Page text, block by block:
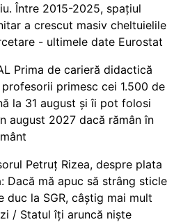
Între 2015-2025, spațiul
a crescut masiv cheltuielile
- ultimele date Eurostat
Prima de carieră didactică
primesc cei 1.500 de
la 31 august și îi pot folosi
august 2027 dacă rămân în
Petruț Rizea, despre plata
Dacă mă apuc să strâng sticle
duc la SGR, câștig mai mult
/ Statul îți aruncă niște